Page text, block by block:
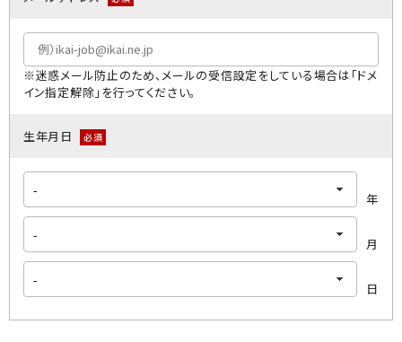
※迷惑メール防止のため、メールの受信設定をしている場合は「ドメ
イン指定解除」を行ってください｡
生年月日 必須
年
月
日